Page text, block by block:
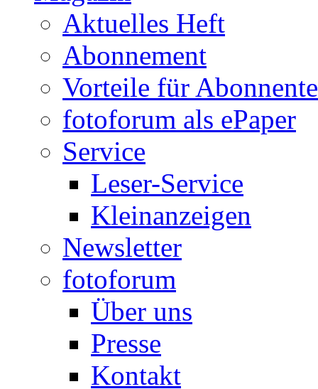
Aktuelles Heft
Abonnement
Vorteile für
fotoforum als ePaper
Service
Leser-Service
Kleinanzeigen
Newsletter
fotoforum
Über uns
Presse
Kontakt